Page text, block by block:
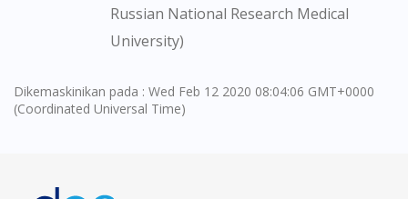
To serve you better, would you like to head over to
No, please do not redirect me
Russian National Research Medical
University)
Dikemaskinikan pada : Wed Feb 12 2020 08:04:06 GMT+0000
(Coordinated Universal Time)